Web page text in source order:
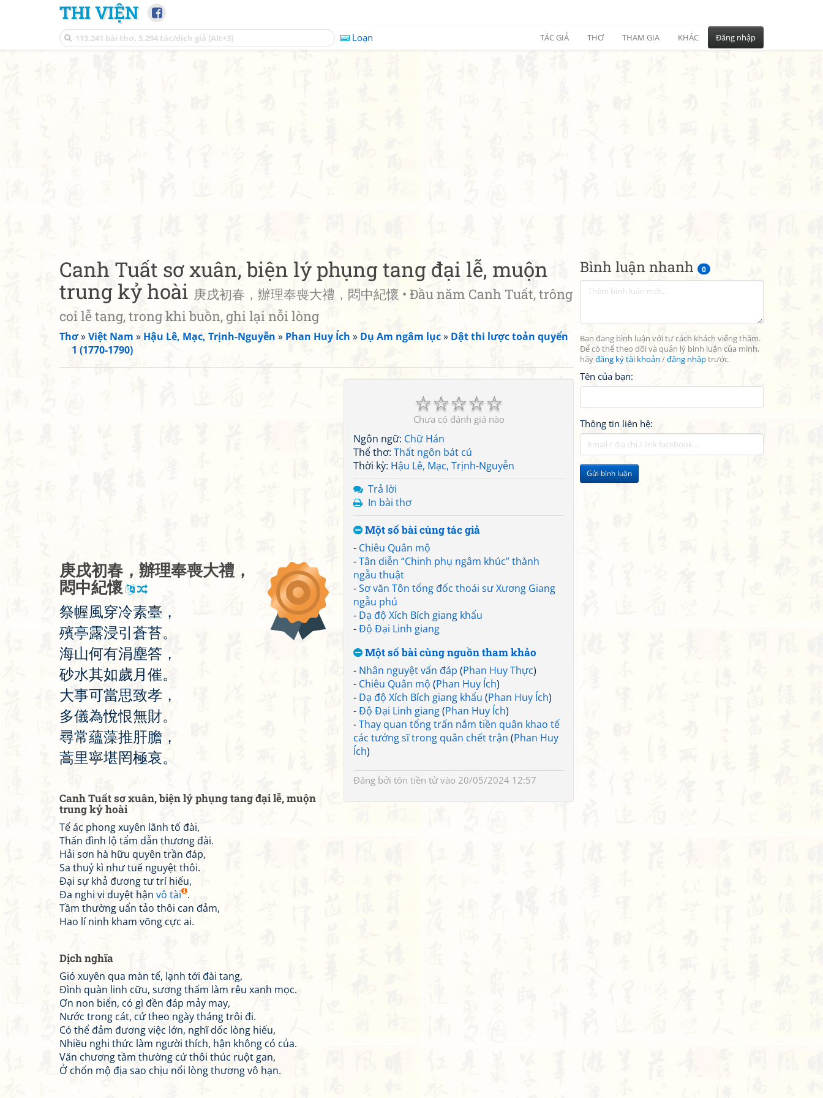
THI VIỆN
Loạn TÁC GIẢ THƠ THAM GIA KHÁC Đăng nhập
Bình luận nhanh 0
Bạn đang bình luận với tư cách khách viếng thăm.
Để có thể theo dõi và quản lý bình luận của mình,
hãyđăng ký tài khoản /đăng nhậptrước.
Tên của bạn:
Thông tin liên hệ:
Gửi bình luận
Canh Tuất sơ xuân, biện lý phụng tang đại lễ, muộn
trung kỷ hoài 庚戌初春，辦理奉喪大禮，悶中紀懷 • Đầu năm Canh Tuất, trông
coi lễ tang, trong khi buồn, ghi lại nỗi lòng
Thơ»Việt Nam » Hậu Lê, Mạc, Trịnh-Nguyễn » Phan Huy Ích » Dụ Am ngâm lục» Dật thi lược toản quyển
1 (1770-1790)
☆
☆
☆
☆
☆
Chưa có đánh giá nào
Ngôn ngữ: Chữ Hán
Thể thơ: Thất ngôn bát cú
Thời kỳ: Hậu Lê, Mạc, Trịnh-Nguyễn
Trả lời
In bài thơ
Một số bài cùng tác giả
- Chiêu Quân mộ
-Tân diễn “Chinh phụ ngâm khúc” thành
ngẫu thuật
-Sơ văn Tôn tổng đốc thoái sư Xương Giang
ngẫu phú
- Dạ độ Xích Bích giang khẩu
-Độ Đại Linh giang
Một số bài cùng nguồn tham khảo
- Nhân nguyệt vấn đáp (Phan Huy Thực)
- Chiêu Quân mộ (Phan Huy Ích)
- Dạ độ Xích Bích giang khẩu (Phan Huy Ích)
-Độ Đại Linh giang(Phan Huy Ích)
-Thay quan tổng trấn nắm tiền quân khao tế
các tướng sĩ trong quân chết trận (Phan Huy
Ích)
Đăng bởi tôn tiền tửvào 20/05/2024 12:57
庚戌初春， 辦理奉喪大禮 ，
悶中紀懷
祭幄風穿冷素臺 ，
殯亭露浸引 蒼苔。
海山何有涓塵答 ，
砂水其如歲 月 催。
大事可當思致孝 ，
多儀為悅恨無財。
尋常蘊藻推肝膽 ，
蒿里寧堪罔極哀。
Canh Tuất sơ xuân, biện lý phụng tang đại lễ, muộn
trung kỷ hoài
Tế ác phong xuyên lãnh tố đài,
Thấn đình lộ tẩm dẫn thương đài.
Hải sơn hà hữu quyên trần đáp,
Sa thuỷ kì như tuế nguyệt thôi.
Đại sự khả đương tư trí hiếu,
Đa nghi vi duyệt hận vô tài .
Tầm thường uẩn tảo thôi can đảm,
Hao lí ninh kham võng cực ai.
Dịch nghĩa
Gió xuyên qua màn tế, lạnh tới đài tang,
Đình quàn linh cữu, sương thấm làm rêu xanh mọc.
Ơn non biển, có gì đền đáp mảy may,
Nước trong cát, cứ theo ngày tháng trôi đi.
Có thể đảm đương việc lớn, nghĩ dốc lòng hiếu,
Nhiều nghi thức làm người thích, hận không có của.
Văn chương tầm thường cứ thôi thúc ruột gan,
Ở chốn mộ địa sao chịu nổi lòng thương vô hạn.